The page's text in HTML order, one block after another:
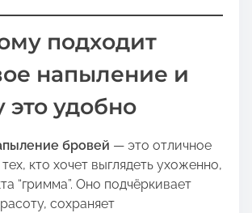
подходит
напыление и
это удобно
бровей — это отличное
кто хочет выглядеть ухоженно,
“гримма”. Оно подчёркивает
сохраняет